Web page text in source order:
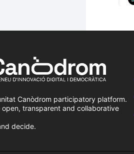
Canòdrom participatory platform.
open, transparent and collaborative
decide.